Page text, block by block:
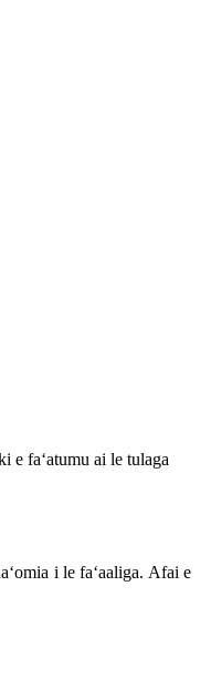
e faʻatumu ai le tulaga
i le faʻaaliga. Afai e